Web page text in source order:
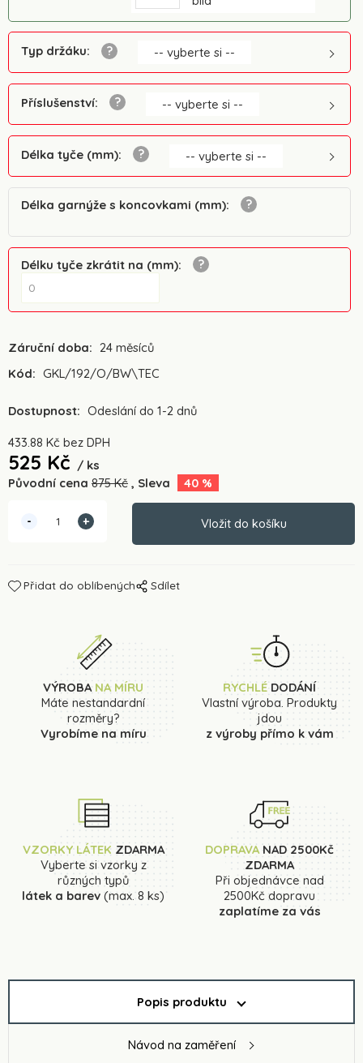
Typ držáku: -- vyberte si --
Příslušenství: -- vyberte si --
Délka tyče (mm): -- vyberte si --
Délka garnýže s koncovkami (mm):
Délku tyče zkrátit na (mm):
Záruční doba: 24 měsíců
Kód: GKL/192/O/BW\TEC
Dostupnost: Odeslání do 1-2 dnů
433.88 Kč bez DPH
525 Kč
ks
Původní cena 875Kč Sleva 40 %
Přidat do oblíbených Sdílet
VÝROBA NA MÍRU
Máte nestandardní
rozměry?
Vyrobíme na míru
RYCHLÉDODÁNÍ
Vlastní výroba. Produkty
jdou
z výroby přímo k vám
VZORKY LÁTEK ZDARMA
Vyberte si vzorky z
různých typů
látek a barev (max. 8 ks)
DOPRAVANAD 2500Kč
ZDARMA
Při objednávce nad
2500Kč dopravu
zaplatíme za vás
Popis produktu
Návod na zaměření